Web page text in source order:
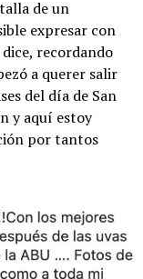
de un
expresar con
recordando
a querer salir
del día de San
y aquí estoy
por tantos